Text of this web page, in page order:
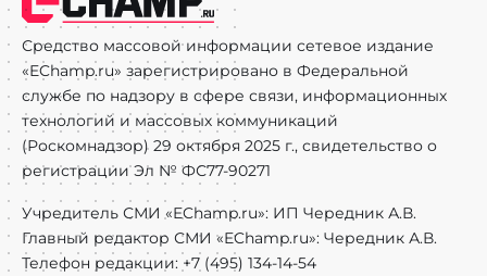
Средство массовой информации сетевое издание
«EChamp.ru» зарегистрировано в Федеральной
службе по надзору в сфере связи, информационных
технологий и массовых коммуникаций
(Роскомнадзор) 29 октября 2025 г., свидетельство о
регистрации Эл № ФС77-90271
Учредитель СМИ «EChamp.ru»: ИП Чередник А.В.
Главный редактор СМИ «EChamp.ru»: Чередник А.В.
Телефон редакции: +7 (495) 134-14-54